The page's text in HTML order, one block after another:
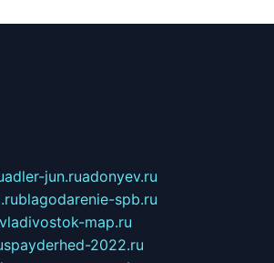
adler-jun.ruadonyev.ru
blagodarenie-spb.ru
vladivostok-map.ru
spayderhed-2022.ru